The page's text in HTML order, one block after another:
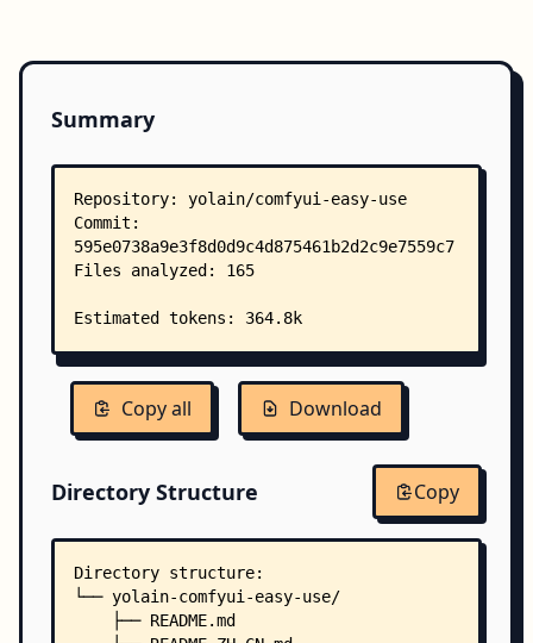
Summary
Copy all Download
Directory Structure Copy
Directory structure:
└── yolain-comfyui-easy-use/
    ├── README.md